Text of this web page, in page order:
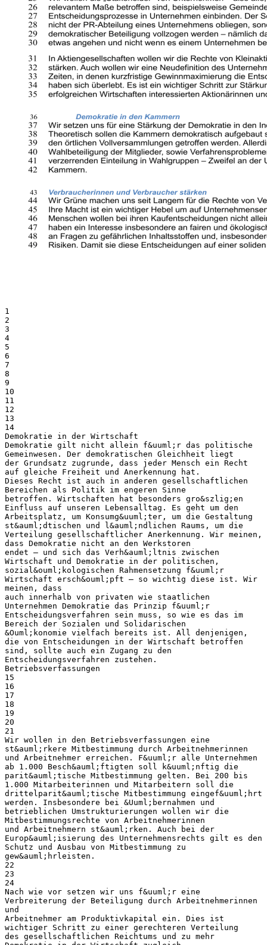
1
2
3
4
5
6
7
8
9
10
11
12
13
14
Demokratie in der Wirtschaft
Demokratie gilt nicht allein f&uuml;r das politische
Gemeinwesen. Der demokratischen Gleichheit liegt
der Grundsatz zugrunde, dass jeder Mensch ein Recht
auf gleiche Freiheit und Anerkennung hat.
Dieses Recht ist auch in anderen gesellschaftlichen
Bereichen als Politik im engeren Sinne
betroffen. Wirtschaften hat besonders gro&szlig;en
Einfluss auf unseren Lebensalltag. Es geht um den
Arbeitsplatz, um Konsumg&uuml;ter, um die Gestaltung
st&auml;dtischen und l&auml;ndlichen Raums, um die
Verteilung gesellschaftlicher Anerkennung. Wir meinen,
dass Demokratie nicht an den Werkstoren
endet – und sich das Verh&auml;ltnis zwischen
Wirtschaft und Demokratie in der politischen,
sozial&ouml;kologischen Rahmensetzung f&uuml;r
Wirtschaft ersch&ouml;pft – so wichtig diese ist. Wir
meinen, dass
auch innerhalb von privaten wie staatlichen
Unternehmen Demokratie das Prinzip f&uuml;r
Entscheidungsverfahren sein muss, so wie es das im
Bereich der Sozialen und Solidarischen
&Ouml;konomie vielfach bereits ist. All denjenigen,
die von Entscheidungen in der Wirtschaft betroffen
sind, sollte auch ein Zugang zu den
Entscheidungsverfahren zustehen.
Betriebsverfassungen
15
16
17
18
19
20
21
Wir wollen in den Betriebsverfassungen eine
st&auml;rkere Mitbestimmung durch Arbeitnehmerinnen
und Arbeitnehmer erreichen. F&uuml;r alle Unternehmen
ab 1.000 Besch&auml;ftigten soll k&uuml;nftig die
parit&auml;tische Mitbestimmung gelten. Bei 200 bis
1.000 Mitarbeiterinnen und Mitarbeitern soll die
drittelparit&auml;tische Mitbestimmung eingef&uuml;hrt
werden. Insbesondere bei &Uuml;bernahmen und
betrieblichen Umstrukturierungen wollen wir die
Mitbestimmungsrechte von Arbeitnehmerinnen
und Arbeitnehmern st&auml;rken. Auch bei der
Europ&auml;isierung des Unternehmensrechts gilt es den
Schutz und Ausbau von Mitbestimmung zu
gew&auml;hrleisten.
22
23
24
Nach wie vor setzen wir uns f&uuml;r eine
Verbreiterung der Beteiligung durch Arbeitnehmerinnen
und
Arbeitnehmer am Produktivkapital ein. Dies ist
wichtiger Schritt zu einer gerechteren Verteilung
des gesellschaftlichen Reichtums und zu mehr